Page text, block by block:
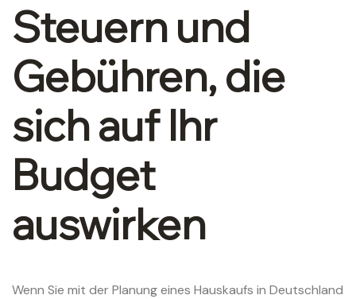
Steuern und
Gebühren, die
sich auf Ihr
Budget
auswirken
Wenn Sie mit der Planung eines Hauskaufs in Deutschland